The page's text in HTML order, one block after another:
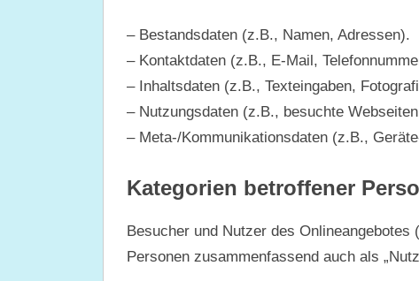
– Bestandsdaten (z.B., Namen, Adressen).
– Kontaktdaten (z.B., E-Mail,
– Inhaltsdaten (z.B., Texteingaben,
– Nutzungsdaten (z.B., besuchte
– Meta-/Kommunikationsdaten (z.B.,
Kategorien betroffener
Besucher und Nutzer des
Personen zusammenfassend auch als